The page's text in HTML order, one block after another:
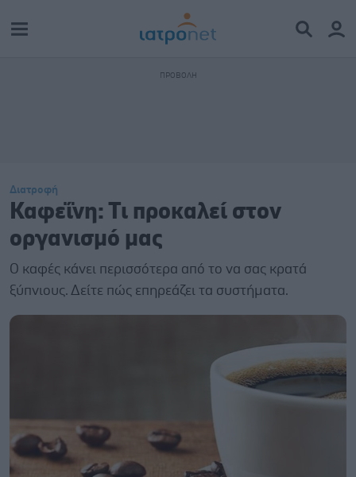
Διατροφή
Καφεΐνη: Τι προκαλεί στον
οργανισμό μας
Ο καφές κάνει περισσότερα από το να σας κρατά
ξύπνιους. Δείτε πώς επηρεάζει τα συστήματα.